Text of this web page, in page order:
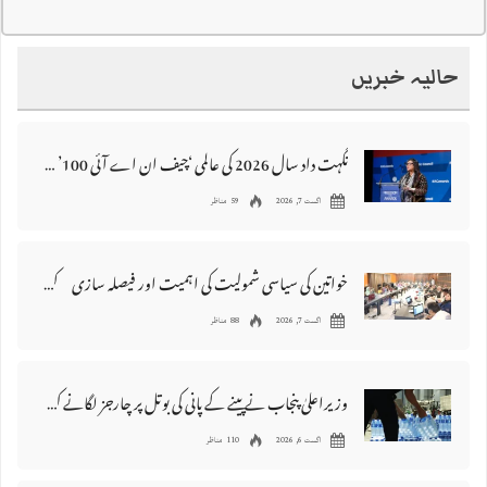
حالیہ خبریں
نگہت داد سال 2026 کی عالمی ‘چیف ان اے آئی 100’ فہرست میں شامل
اگست 7, 2026 59 مناظر
خواتین کی سیاسی شمولیت کی اہمیت اور فیصلہ سازی کے عمل میں فعال کردار
اگست 7, 2026 88 مناظر
وزیراعلیٰ پنجاب نے پینے کے پانی کی بوتل پر چارجز لگانے کی تجویز مستر دکر دی
اگست 6, 2026 110 مناظر